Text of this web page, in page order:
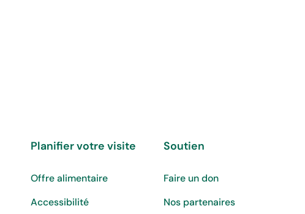
Planifier votre visite
Offre alimentaire
Accessibilité
Soutien
Faire un don
Nos partenaires